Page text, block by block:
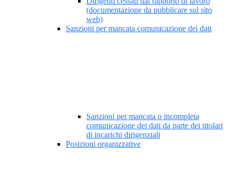
(documentazione da pubblicare sul sito
web)
Sanzioni per mancata comunicazione dei dati
Sanzioni per mancata o incompleta
comunicazione dei dati da parte dei titolari
di incarichi dirigenziali
Posizioni organizzative